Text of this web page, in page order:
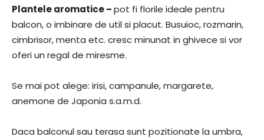
Plantele aromatice –pot fi florile ideale pentru
balcon, o imbinare de util si placut. Busuioc, rozmarin,
cimbrisor, menta etc. cresc minunat in ghivece si vor
oferi un regal de miresme.
Se mai pot alege: irisi, campanule, margarete,
anemone de Japonia s.a.m.d.
Daca balconul sau terasa sunt pozitionate la umbra,